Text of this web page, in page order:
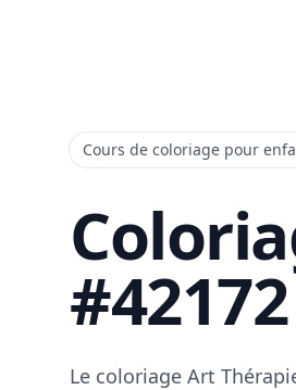
Cours de coloriage pour
Le coloriage Art